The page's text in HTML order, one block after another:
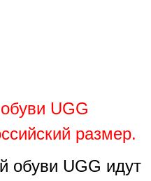
UGG
размер.
обуви UGG идут